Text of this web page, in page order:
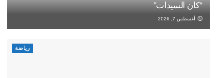
“كان السيدات”
أغسطس 7, 2026
رياضة